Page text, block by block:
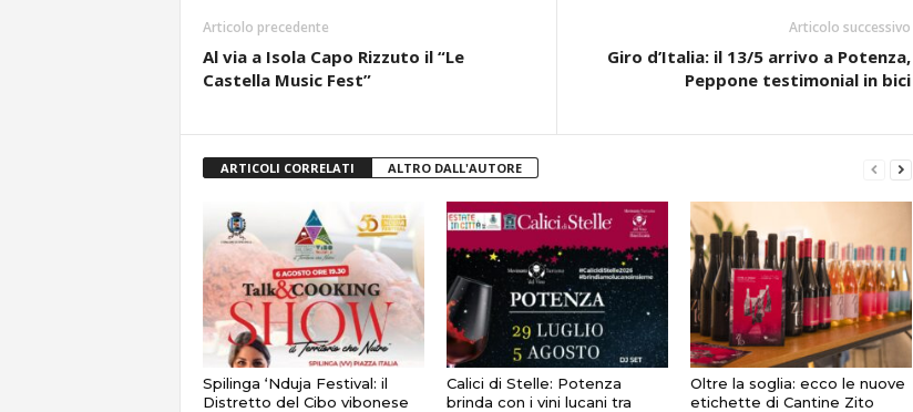
Articolo precedente
Al via a Isola Capo Rizzuto il “Le
Castella Music Fest”
Articolo successivo
Giro d’Italia: il 13/5 arrivo a Potenza,
Peppone testimonial in bici
ARTICOLI CORRELATI ALTRO DALL'AUTORE
Spilinga ‘Nduja Festival: il
Distretto del Cibo vibonese
Calici di Stelle: Potenza
brinda con i vini lucani tra
Oltre la soglia: ecco le nuove
etichette di Cantine Zito